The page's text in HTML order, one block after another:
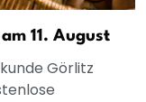
11. August
Görlitz